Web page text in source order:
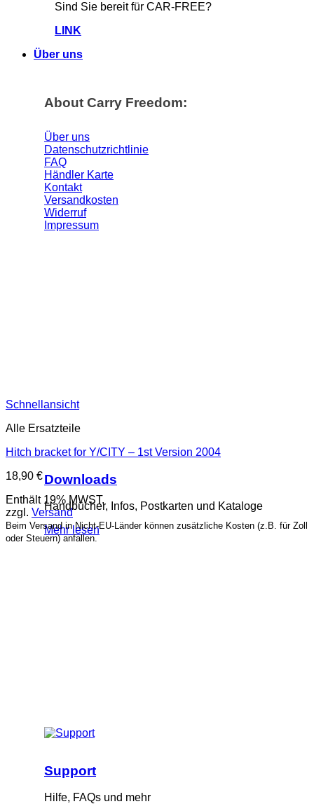
Sind Sie bereit für CAR-FREE?
LINK
Über uns
About Carry Freedom:
Über uns
Datenschutzrichtlinie
FAQ
Händler Karte
Kontakt
Versandkosten
Widerruf
Impressum
Downloads
Handbücher, Infos, Postkarten und Kataloge
Mehr lesen
Support
Hilfe, FAQs und mehr
Schnellansicht
Alle Ersatzteile
Hitch bracket for Y/CITY – 1st Version 2004
18,90 €
Enthält 19% MWST.
zzgl. Versand
Beim Versand in Nicht-EU-Länder können zusätzliche Kosten (z.B. für Zoll
oder Steuern) anfallen.